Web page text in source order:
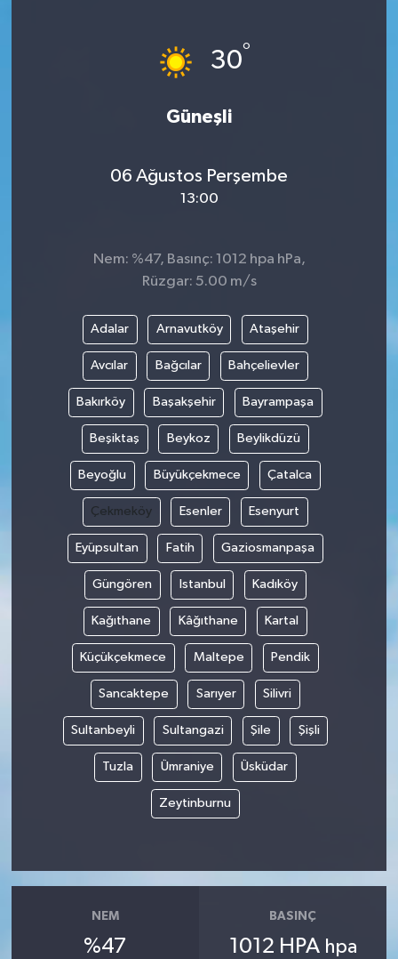
30°
Güneşli
06 Ağustos Perşembe
13:00
Nem: %47, Basınç: 1012 hpa hPa,
Rüzgar: 5.00 m/s
Adalar Arnavutköy Ataşehir
Avcılar Bağcılar Bahçelievler
Bakırköy Başakşehir Bayrampaşa
Beşiktaş Beykoz Beylikdüzü
Beyoğlu Büyükçekmece Çatalca
Çekmeköy Esenler Esenyurt
Eyüpsultan Fatih Gaziosmanpaşa
Güngören Istanbul Kadıköy
Kağıthane Kâğıthane Kartal
Küçükçekmece Maltepe Pendik
Sancaktepe Sarıyer Silivri
Sultanbeyli Sultangazi Şile Şişli
Tuzla Ümraniye Üsküdar
Zeytinburnu
NEM
%47
BASINÇ
1012 HPA hpa